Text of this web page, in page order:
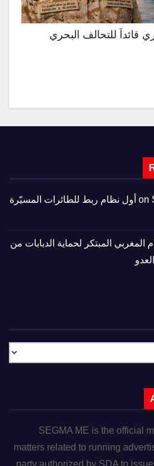
قائداً للتحالف البحري
Skywire أول نظام ربط للطائرات المسيّرة
المغربي المبتكر لحماية الدبابات من
SEGMA ME is the official
matters related to running